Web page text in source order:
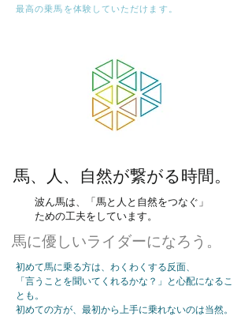
最高の乗馬を体験していただけます。
馬、人、自然が繋がる時間。
波ん馬は、「馬と人と自然をつなぐ」
ための工夫をしています。
馬に優しいライダーになろう。
初めて馬に乗る方は、わくわくする反面、
「言うことを聞いてくれるかな？」と心配になるこ
とも。
初めての方が、最初から上手に乗れないのは当然。